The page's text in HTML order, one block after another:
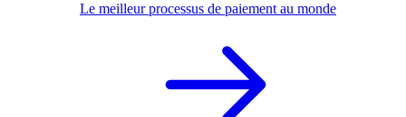
Le meilleur processus de paiement au monde